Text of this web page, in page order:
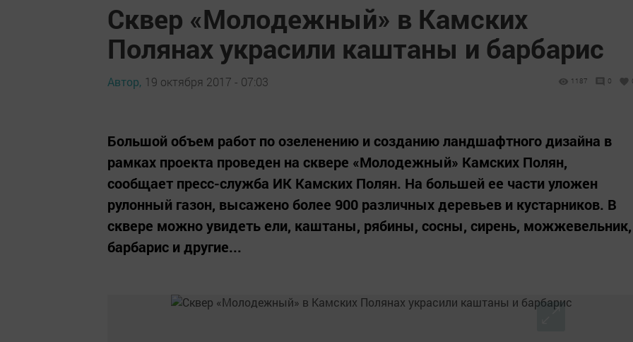
Сквер «Молодежный» в Камских
Полянах украсили каштаны и барбарис
Автор, 19 октября 2017 - 07:03 1187 0
Большой объем работ по озеленению и созданию ландшафтного дизайна в
рамках проекта проведен на сквере «Молодежный» Камских Полян,
сообщает пресс-служба ИК Камских Полян. На большей ее части уложен
рулонный газон, высажено более 900 различных деревьев и кустарников. В
сквере можно увидеть ели, каштаны, рябины, сосны, сирень, можжевельник,
барбарис и другие...